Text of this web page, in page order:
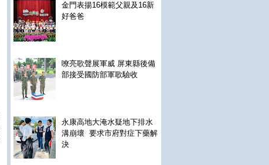
金門表揚16模範父親及16新
好爸爸
嘹亮歌聲展軍威 屏東縣後備
部接受國防部軍歌驗收
永康高地大淹水疑地下排水
溝崩壞 要求市府對症下藥解
決